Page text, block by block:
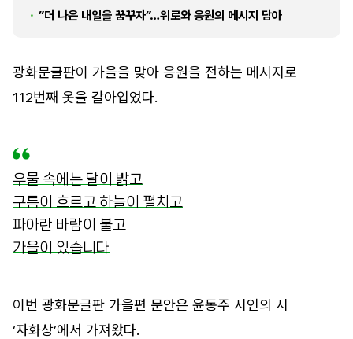
”더 나은 내일을 꿈꾸자”…위로와 응원의 메시지 담아
광화문글판이 가을을 맞아 응원을 전하는 메시지로
112번째 옷을 갈아입었다.
우물 속에는 달이 밝고
구름이 흐르고 하늘이 펼치고
파아란 바람이 불고
가을이 있습니다
이번 광화문글판 가을편 문안은 윤동주 시인의 시
‘자화상’에서 가져왔다.